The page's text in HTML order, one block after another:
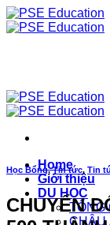
Chuyển
đến
Home
Giới thiệu
DU HỌC
TỔNG
CHÂU
Học Bổng,Tin tức, Tin
CHUYỂN